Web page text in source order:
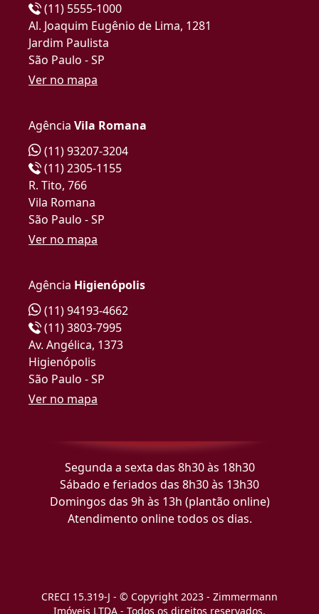
(11) 5555-1000
Al. Joaquim Eugênio de Lima, 1281
Jardim Paulista
São Paulo - SP
Ver no mapa
Agência Vila Romana
(11) 93207-3204
(11) 2305-1155
R. Tito, 766
Vila Romana
São Paulo - SP
Ver no mapa
Agência Higienópolis
(11) 94193-4662
(11) 3803-7995
Av. Angélica, 1373
Higienópolis
São Paulo - SP
Ver no mapa
Segunda a sexta das 8h30 às 18h30
Sábado e feriados das 8h30 às 13h30
Domingos das 9h às 13h (plantão online)
Atendimento online todos os dias.
CRECI 15.319-J - © Copyright 2023 - Zimmermann
Imóveis LTDA - Todos os direitos reservados.